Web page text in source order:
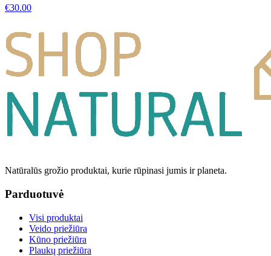
€30.00
Natūralūs grožio produktai, kurie rūpinasi jumis ir planeta.
Parduotuvė
Visi produktai
Veido priežiūra
Kūno priežiūra
Plaukų priežiūra